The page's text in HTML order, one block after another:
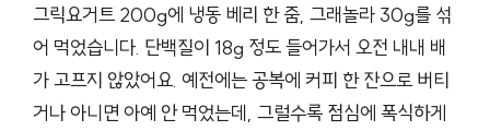
그릭요거트 200g에 냉동 베리 한 줌, 그래놀라 30g를 섞
어 먹었습니다. 단백질이 18g 정도 들어가서 오전 내내 배
가 고프지 않았어요. 예전에는 공복에 커피 한 잔으로 버티
거나 아니면 아예 안 먹었는데, 그럴수록 점심에 폭식하게